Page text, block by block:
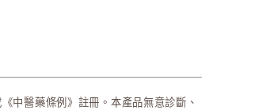
中醫藥條例》註冊。本產品無意診斷、